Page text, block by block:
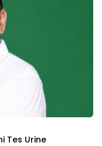
Tes Urine